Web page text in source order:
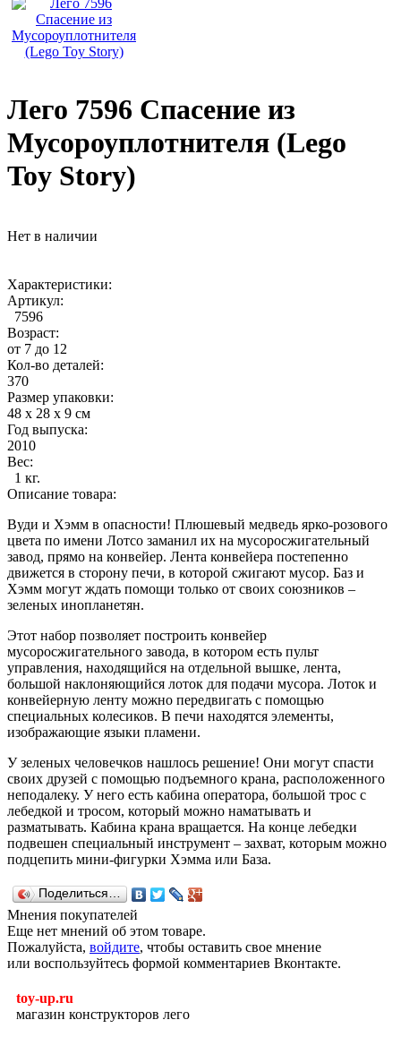
Лего 7596 Спасение из
Мусороуплотнителя (Lego
Toy Story)
Нет в наличии
Характеристики:
Артикул:
7596
Возраст:
от 7 до 12
Кол-во деталей:
370
Размер упаковки:
48 x 28 x 9 см
Год выпуска:
2010
Вес:
1 кг.
Описание товара:
Вуди и Хэмм в опасности! Плюшевый медведь ярко-розового
цвета по имени Лотсо заманил их на мусоросжигательный
завод, прямо на конвейер. Лента конвейера постепенно
движется в сторону печи, в которой сжигают мусор. Баз и
Хэмм могут ждать помощи только от своих союзников –
зеленых инопланетян.
Этот набор позволяет построить конвейер
мусоросжигательного завода, в котором есть пульт
управления, находящийся на отдельной вышке, лента,
большой наклоняющийся лоток для подачи мусора. Лоток и
конвейерную ленту можно передвигать с помощью
специальных колесиков. В печи находятся элементы,
изображающие языки пламени.
У зеленых человечков нашлось решение! Они могут спасти
своих друзей с помощью подъемного крана, расположенного
неподалеку. У него есть кабина оператора, большой трос с
лебедкой и тросом, который можно наматывать и
разматывать. Кабина крана вращается. На конце лебедки
подвешен специальный инструмент – захват, которым можно
подцепить мини-фигурки Хэмма или База.
Поделиться…
Мнения покупателей
Еще нет мнений об этом товаре.
Пожалуйста, войдите, чтобы оставить свое мнение
или воспользуйтесь формой комментариев Вконтакте.
toy-up.ru
магазин конструкторов лего